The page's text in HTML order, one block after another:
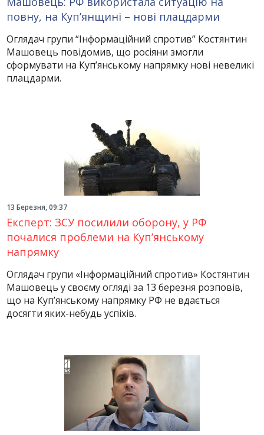
повну, на Куп’янщині – нові плацдарми
Оглядач групи “Інформаційний спротив” Костянтин
Машовець повідомив, що росіяни змогли
сформувати на Куп’янському напрямку нові невеликі
плацдарми.
13 Березня, 09:37
Експерт: ЗСУ посилили оборону, у РФ
почалися проблеми на Куп’янському
напрямку
Оглядач групи «Інформаційний спротив» Костянтин
Машовець у своєму огляді за 13 березня розповів,
що на Куп’янському напрямку РФ не вдається
досягти яких-небудь успіхів.